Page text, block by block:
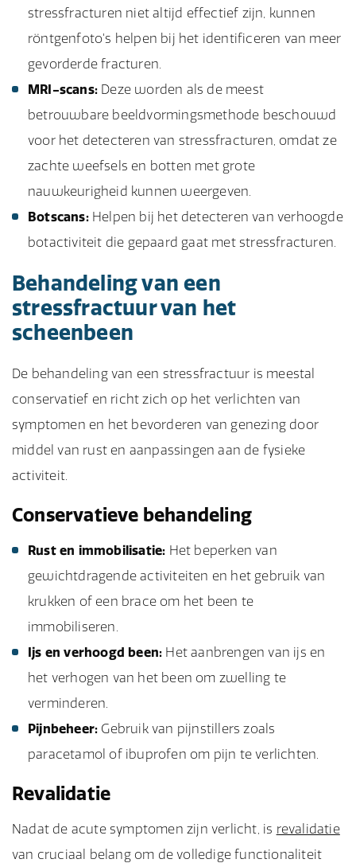
stressfracturen niet altijd effectief zijn, kunnen
röntgenfoto's helpen bij het identificeren van meer
gevorderde fracturen.
MRI-scans: Deze worden als de meest
betrouwbare beeldvormingsmethode beschouwd
voor het detecteren van stressfracturen, omdat ze
zachte weefsels en botten met grote
nauwkeurigheid kunnen weergeven.
Botscans:Helpen bij het detecteren van verhoogde
botactiviteit die gepaard gaat met stressfracturen.
Behandeling van een
stressfractuur van het
scheenbeen
De behandeling van een stressfractuur is meestal
conservatief en richt zich op het verlichten van
symptomen en het bevorderen van genezing door
middel van rust en aanpassingen aan de fysieke
activiteit.
Conservatieve behandeling
Rust en immobilisatie: Het beperken van
gewichtdragende activiteiten en het gebruik van
krukken of een brace om het been te
immobiliseren.
Ijs en verhoogd been: Het aanbrengen van ijs en
het verhogen van het been om zwelling te
verminderen.
Pijnbeheer: Gebruik van pijnstillers zoals
paracetamol of ibuprofen om pijn te verlichten.
Revalidatie
Nadat de acute symptomen zijn verlicht, is revalidatie
van cruciaal belang om de volledige functionaliteit